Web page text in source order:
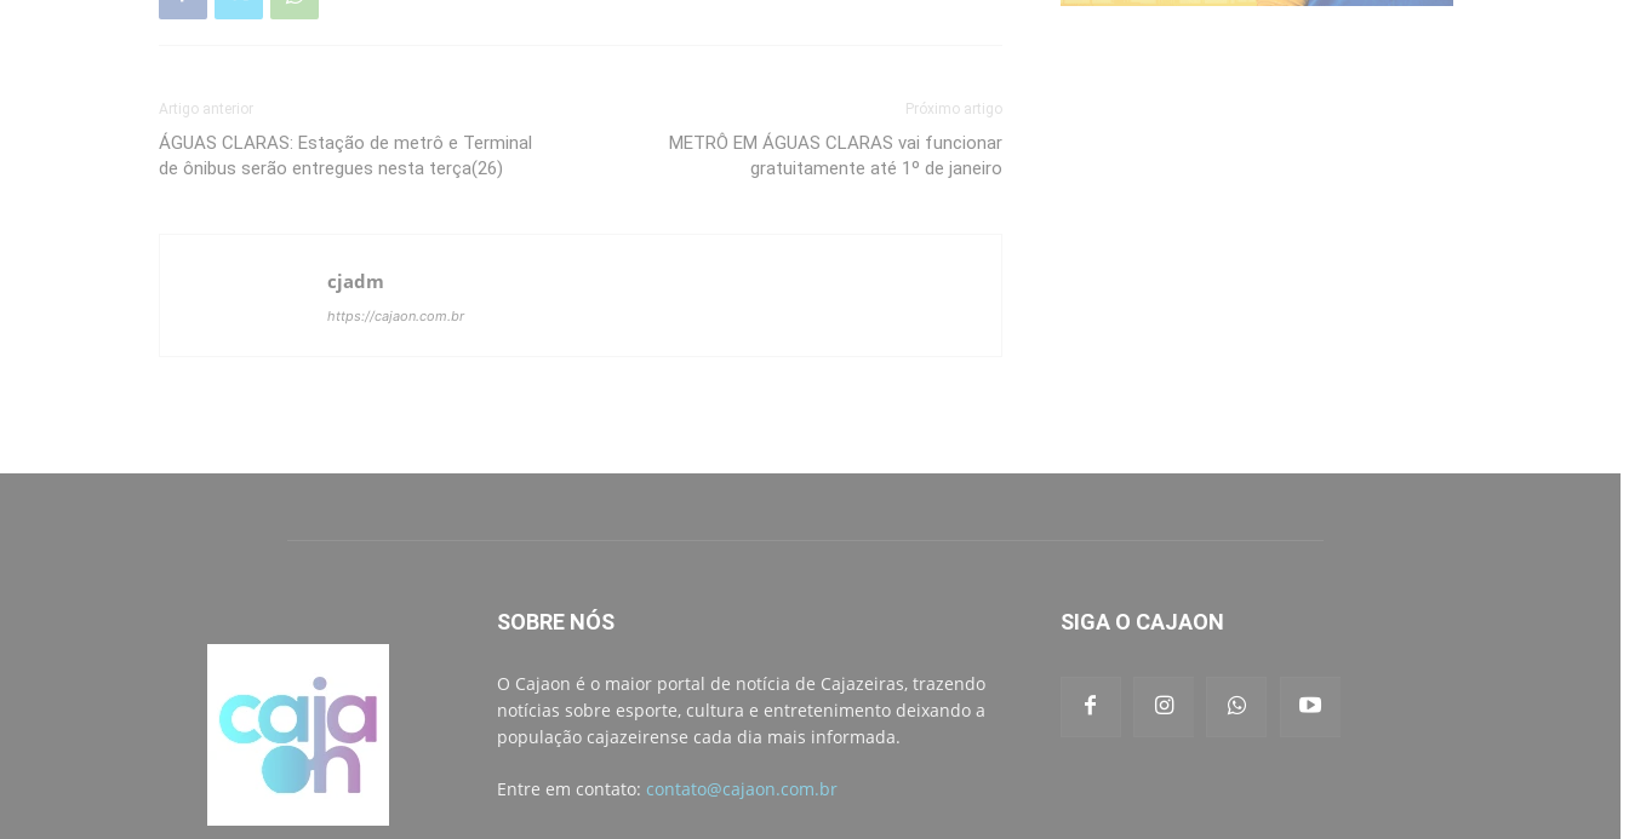
Artigo anterior
ÁGUAS CLARAS: Estação de metrô e Terminal
de ônibus serão entregues nesta terça(26)
Próximo artigo
METRÔ EM ÁGUAS CLARAS vai funcionar
gratuitamente até 1º de janeiro
cjadm
https://cajaon.com.br
SOBRE NÓS
O Cajaon é o maior portal de notícia de Cajazeiras, trazendo
notícias sobre esporte, cultura e entretenimento deixando a
população cajazeirense cada dia mais informada.
Entre em contato: contato@cajaon.com.br
SIGA O CAJAON